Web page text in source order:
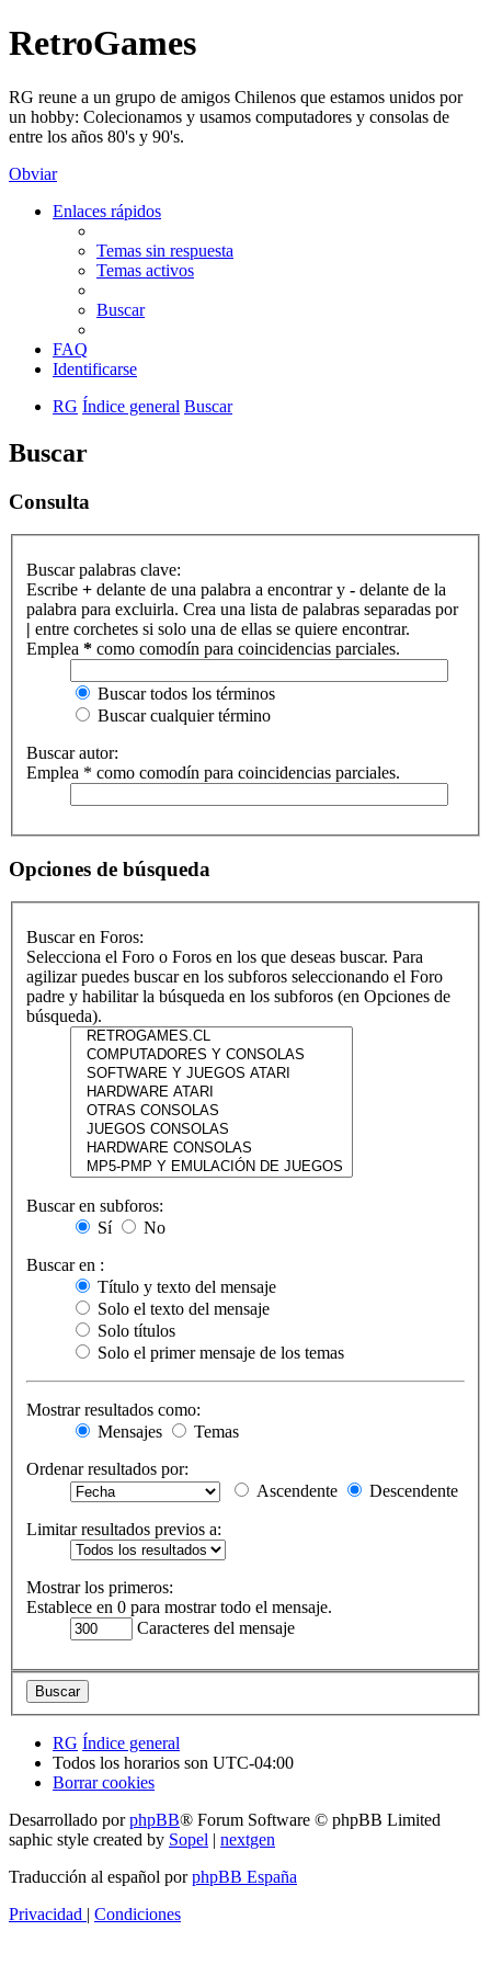
RetroGames
RG reune a un grupo de amigos Chilenos que estamos unidos por
un hobby: Colecionamos y usamos computadores y consolas de
entre los años 80's y 90's.
Obviar
Enlaces rápidos
Temas sin respuesta
Temas activos
Buscar
FAQ
Identificarse
RG Índice general Buscar
Buscar
Consulta
Buscar palabras clave:
Escribe + delante de una palabra a encontrar y - delante de la
palabra para excluirla. Crea una lista de palabras separadas por
| entre corchetes si solo una de ellas se quiere encontrar.
Emplea * como comodín para coincidencias parciales.
Buscar todos los términos
Buscar cualquier término
Buscar autor:
Emplea * como comodín para coincidencias parciales.
Opciones de búsqueda
Buscar en Foros:
Selecciona el Foro o Foros en los que deseas buscar. Para
agilizar puedes buscar en los subforos seleccionando el Foro
padre y habilitar la búsqueda en los subforos (en Opciones de
búsqueda).
Buscar en subforos:
Sí
No
Buscar en :
Título y texto del mensaje
Solo el texto del mensaje
Solo títulos
Solo el primer mensaje de los temas
Mostrar resultados como:
Mensajes
Temas
Ordenar resultados por:
Ascendente
Descendente
Limitar resultados previos a:
Mostrar los primeros:
Establece en 0 para mostrar todo el mensaje.
Caracteres del mensaje
RG Índice general
Todos los horarios son UTC-04:00
Borrar cookies
Desarrollado porphpBB® Forum Software © phpBB Limited
saphic style created by Sopel | nextgen
Traducción al español porphpBB España
Privacidad | Condiciones